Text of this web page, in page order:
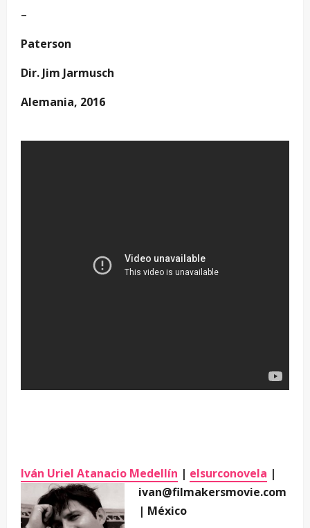
–
Paterson
Dir. Jim Jarmusch
Alemania, 2016
Iván Uriel Atanacio Medellín | elsurconovela |
ivan@filmakersmovie.com
| México